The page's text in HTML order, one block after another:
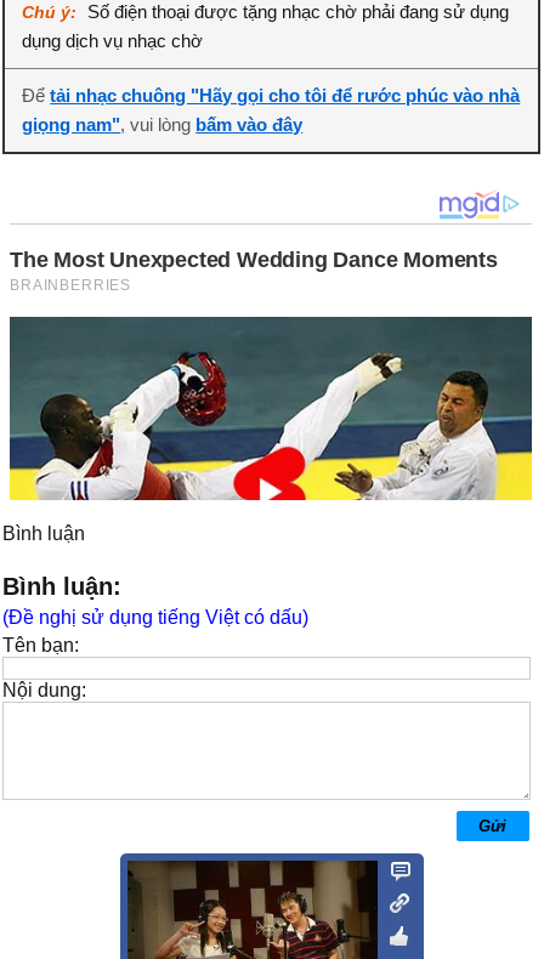
Chú ý:
Số điện thoại được tặng nhạc chờ phải đang sử dụng
dụng dịch vụ nhạc chờ
Đểtải nhạc chuông "Hãy gọi cho tôi để rước phúc vào nhà
giọng nam", vui lòng bấm vào đây
Bình luận
Bình luận:
(Đề nghị sử dụng tiếng Việt có dấu)
Tên bạn:
Nội dung: